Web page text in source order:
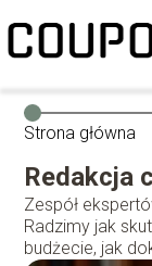
Strona główna
Redakcja
Zespół
Radzimy jak
budżecie, jak